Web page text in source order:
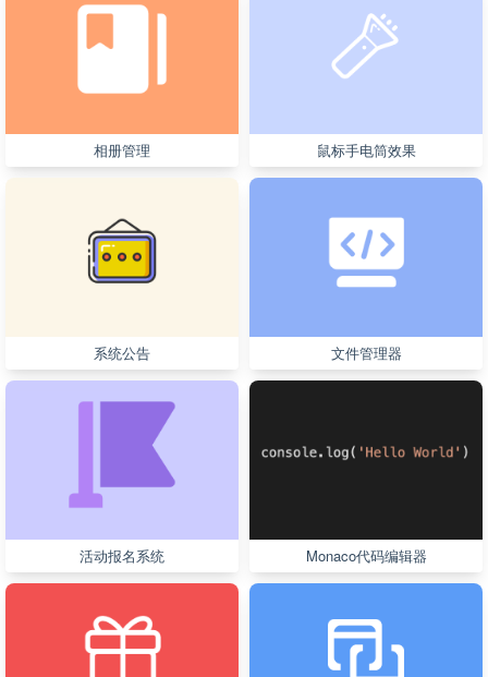
相册管理 鼠标手电筒效果
系统公告 文件管理器
活动报名系统 Monaco代码编辑器